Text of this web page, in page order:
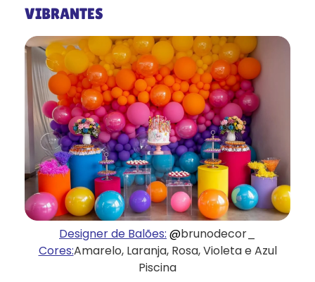
VIBRANTES
Designer de Balões: @brunodecor_
Cores:Amarelo, Laranja, Rosa, Violeta e Azul
Piscina